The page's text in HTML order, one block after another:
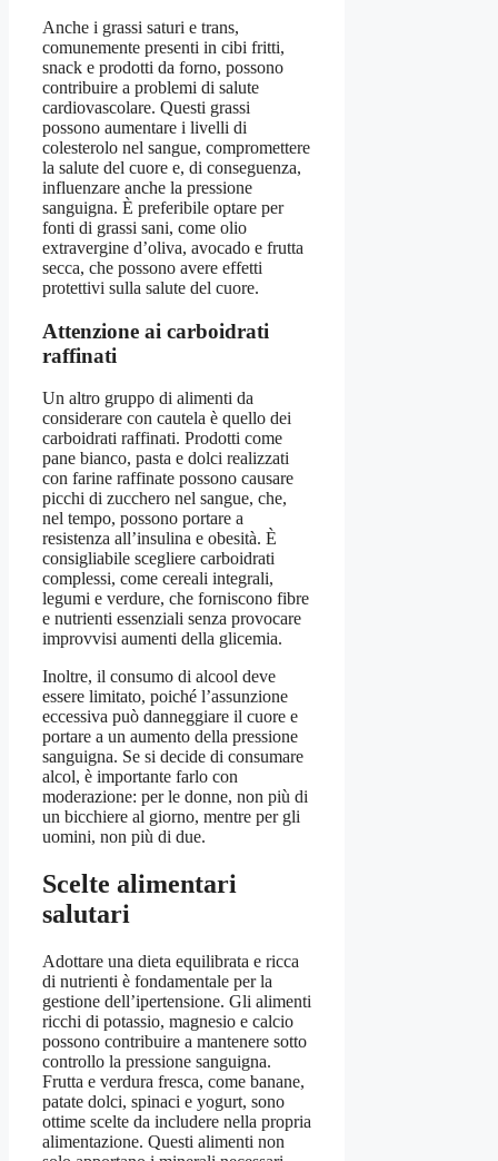
Anche i grassi saturi e trans,
comunemente presenti in cibi fritti,
snack e prodotti da forno, possono
contribuire a problemi di salute
cardiovascolare. Questi grassi
possono aumentare i livelli di
colesterolo nel sangue, compromettere
la salute del cuore e, di conseguenza,
influenzare anche la pressione
sanguigna. È preferibile optare per
fonti di grassi sani, come olio
extravergine d’oliva, avocado e frutta
secca, che possono avere effetti
protettivi sulla salute del cuore.
Attenzione ai carboidrati
raffinati
Un altro gruppo di alimenti da
considerare con cautela è quello dei
carboidrati raffinati. Prodotti come
pane bianco, pasta e dolci realizzati
con farine raffinate possono causare
picchi di zucchero nel sangue, che,
nel tempo, possono portare a
resistenza all’insulina e obesità. È
consigliabile scegliere carboidrati
complessi, come cereali integrali,
legumi e verdure, che forniscono fibre
e nutrienti essenziali senza provocare
improvvisi aumenti della glicemia.
Inoltre, il consumo di alcool deve
essere limitato, poiché l’assunzione
eccessiva può danneggiare il cuore e
portare a un aumento della pressione
sanguigna. Se si decide di consumare
alcol, è importante farlo con
moderazione: per le donne, non più di
un bicchiere al giorno, mentre per gli
uomini, non più di due.
Scelte alimentari
salutari
Adottare una dieta equilibrata e ricca
di nutrienti è fondamentale per la
gestione dell’ipertensione. Gli alimenti
ricchi di potassio, magnesio e calcio
possono contribuire a mantenere sotto
controllo la pressione sanguigna.
Frutta e verdura fresca, come banane,
patate dolci, spinaci e yogurt, sono
ottime scelte da includere nella propria
alimentazione. Questi alimenti non